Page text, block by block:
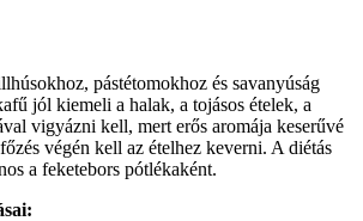
pástétomokhoz és savanyúság
jól kiemeli a halak, a tojásos ételek, a
vigyázni kell, mert erős aromája keserűvé
végén kell az ételhez keverni. A diétás
a feketebors pótlékaként.